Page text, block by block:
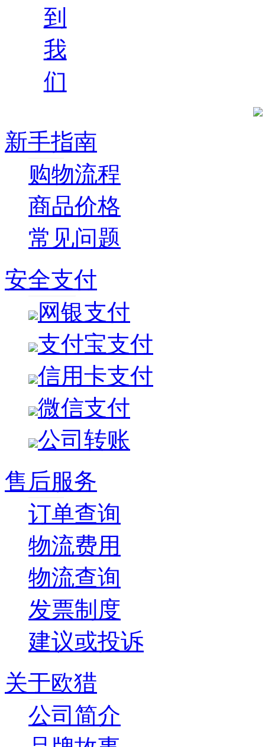
到
我
们
新手指南
购物流程
商品价格
常见问题
安全支付
网银支付
支付宝支付
信用卡支付
微信支付
公司转账
售后服务
订单查询
物流费用
物流查询
发票制度
建议或投诉
关于欧猎
公司简介